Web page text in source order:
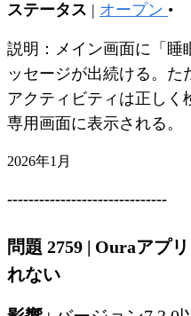
ステータス | オープン •
説明：メイン画面に「睡
ッセージが出続ける。た
アクティビティは正しく
専用画面に表示される。
2026年1月
------------------------------
問題 2759 | Ouraアプ
れない